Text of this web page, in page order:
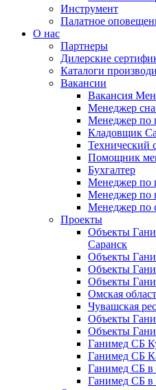
Инструмент
Палатное
О нас
Партнеры
Дилерские
Каталоги
Вакансии
Вакансия
Менеджер
Менеджер по
Кладовщик
Технический
Помощник
Бухгалтер
Менеджер по
Менеджер по
Менеджер по
Проекты
Объекты
Саранск
Объекты
Объекты
Объекты
Омская
Чувашская
Объекты
Объекты
Ганимед СБ
Ганимед СБ
Ганимед СБ в
Ганимед СБ в